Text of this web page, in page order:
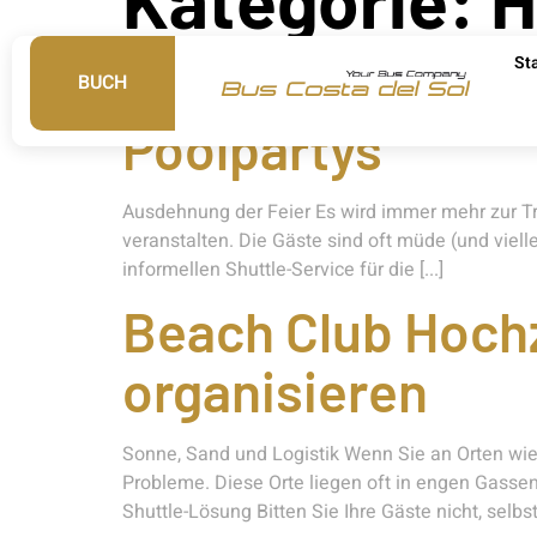
BUCHDas «Day
Poolpartys
Ausdehnung der Feier Es wird immer mehr zur
veranstalten. Die Gäste sind oft müde (und
informellen Shuttle-Service für die [...]
Beach Club
organisieren
Sonne, Sand und Logistik Wenn Sie an Orten
Probleme. Diese Orte liegen oft in engen
Shuttle-Lösung Bitten Sie Ihre Gäste nicht,